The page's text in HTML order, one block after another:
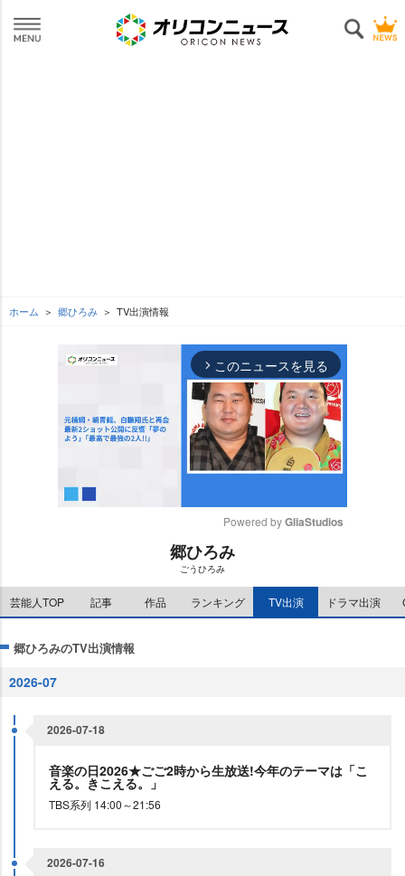
ホーム 郷ひろみ TV出演情報
arrow_forward_ios このニュースを見る
e
Powered by GliaStudios
郷ひろみ
ごうひろみ
芸能人TOP 記事 作品 ランキング TV出演 ドラマ出演
郷ひろみのTV出演情報
2026-07
2026-07-18
音楽の日2026★ごご2時から生放送!今年のテーマは「こ
える。きこえる。」
TBS系列 14:00～21:56
2026-07-16